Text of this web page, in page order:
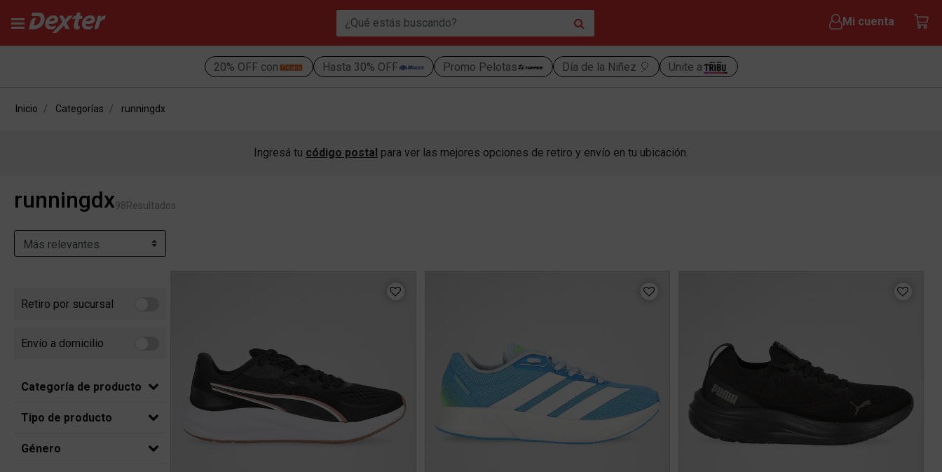
Mi cuenta
20% OFF con Hasta 30% OFF Promo Pelotas Día de la Niñez 🎈 Unite a
Inicio Categorías runningdx
Ingresá tu código postal para ver las mejores opciones de retiro y envío en tu ubicación.
runningdx98Resultados
Retiro por sucursal
Refine by Retiro por sucursal: Retiro por sucursal
Envío a domicilio
Refine by Envío a domicilio: Envio a domicilio
Categoría de producto
Tipo de producto
Género